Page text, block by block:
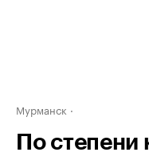
Мурманск
По степени